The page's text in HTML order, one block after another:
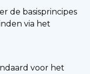
de basisprincipes
via het
voor het